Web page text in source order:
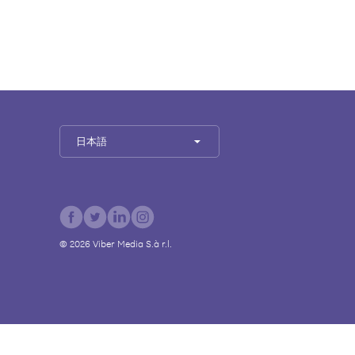
日本語
© 2026 Viber Media S.à r.l.